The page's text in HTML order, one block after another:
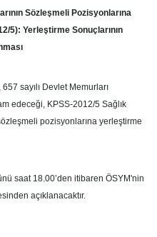
Sözleşmeli Pozisyonlarına
5): Yerleştirme Sonuçlarının
657 sayılı Devlet Memurları
edeceği, KPSS-2012/5 Sağlık
pozisyonlarına yerleştirme
saat 18.00’den itibaren ÖSYM'nin
açıklanacaktır.